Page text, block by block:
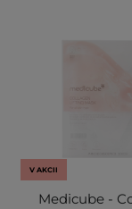
V AKCII
Medicube -